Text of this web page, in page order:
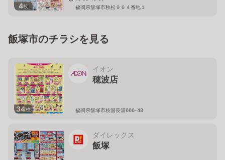
4枚
福岡県飯塚市秋松９６４番地１
飯塚市のチラシを見る
34枚
イオン
穂波店
福岡県飯塚市枝国長浦666-48
ダイレックス
飯塚